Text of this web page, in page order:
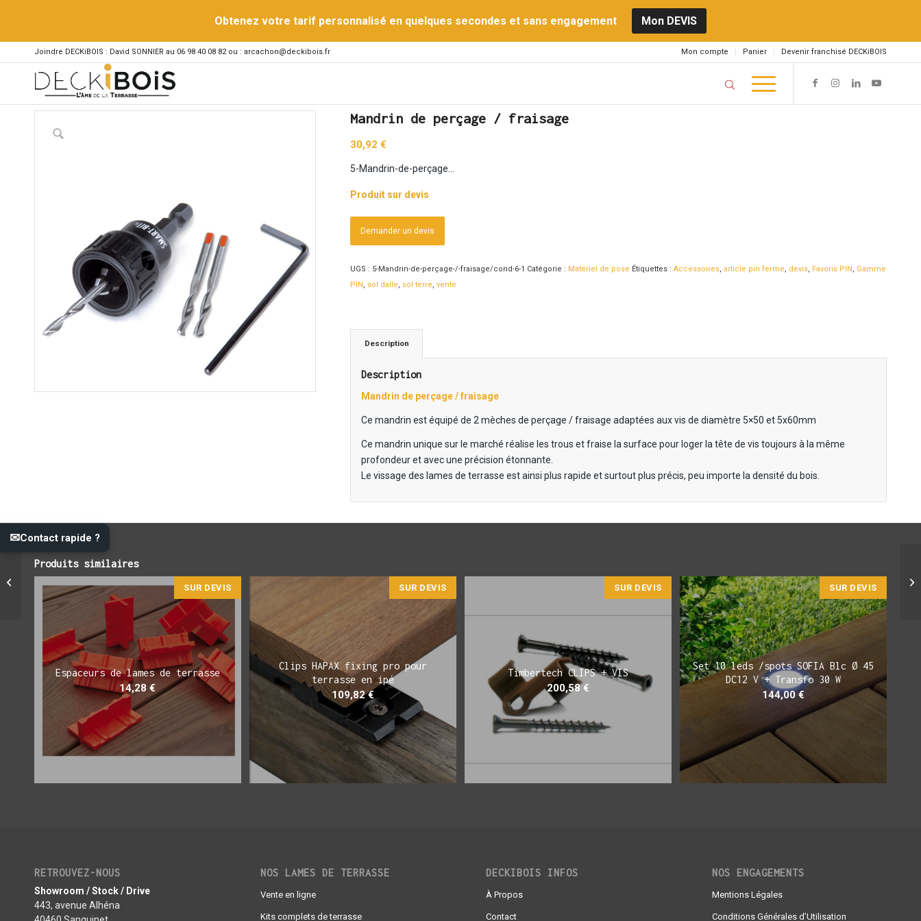
Obtenez votre tarif personnalisé en quelques secondes et sans engagement Mon DEVIS
Mon compte Panier Devenir franchisé DECKiBOIS
Joindre DECKiBOIS : David SONNIER au 06 98 40 08 82 ou : arcachon@deckibois.fr
Mandrin de perçage / fraisage
30,92 €
5-Mandrin-de-perçage…
Produit sur devis
Demander un devis
UGS : 5-Mandrin-de-perçage-/-fraisage/cond-6-1 Catégorie : Matériel de pose Étiquettes : Accessoires, article pin ferme, devis, Favoris PIN, Gamme
PIN, sol dalle, sol terre, vente
Description
Description
Mandrin de perçage / fraisage
Ce mandrin est équipé de 2 mèches de perçage / fraisage adaptées aux vis de diamètre 5×50 et 5x60mm
Ce mandrin unique sur le marché réalise les trous et fraise la surface pour loger la tête de vis toujours à la même
profondeur et avec une précision étonnante.
Le vissage des lames de terrasse est ainsi plus rapide et surtout plus précis, peu importe la densité du bois.
Produits similaires
SUR DEVIS
Espaceurs de lames de terrasse
14,28 €
SUR DEVIS
Clips HAPAX fixing pro pour
terrasse en ipé
109,82€
SUR DEVIS
Timbertech CLIPS + VIS
200,58 €
SUR DEVIS
Set 10 leds /spots SOFIA Blc Ø 45
DC12 V + Transfo 30 W
144,00€
RETROUVEZ-NOUS
Showroom / Stock / Drive
443, avenue Alhéna
NOS LAMES DE TERRASSE
Vente en ligne
Kits complets de terrasse
DECKIBOIS INFOS
À Propos
Contact
NOS ENGAGEMENTS
Mentions Légales
Conditions Générales d’Utilisation
Plot PVC B150 réglable
de 160 à 230mm
✉Contact rapide ?